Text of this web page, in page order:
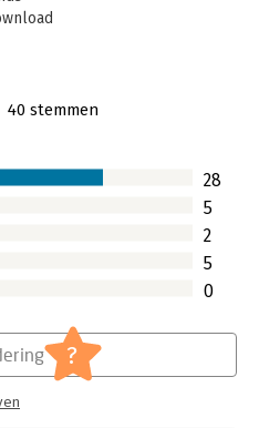
,Verandermanagement
40 stemmen
28
5
2
5
0
?